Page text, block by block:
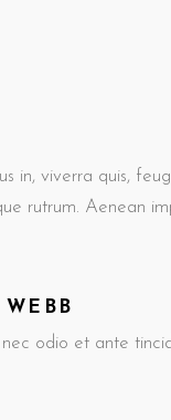
in, viverra quis,
rutrum. Aenean
odio et ante